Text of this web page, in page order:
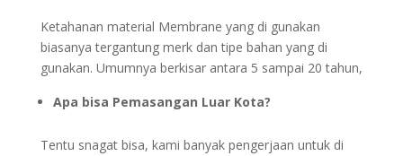
Ketahanan material Membrane yang di gunakan
biasanya tergantung merk dan tipe bahan yang di
gunakan. Umumnya berkisar antara 5 sampai 20 tahun,
Apa bisa Pemasangan Luar Kota?
Tentu snagat bisa, kami banyak pengerjaan untuk di